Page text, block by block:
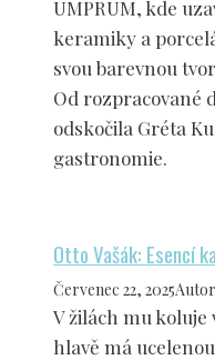
UMPRUM, kde
keramiky a
svou barevnou
Od rozpracované
odskočila Gréta
gastronomie.
Otto Vašák: Esencí
Červenec 22, 2025
V žilách mu koluje
hlavě má